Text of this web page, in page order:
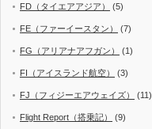
FD（タイエアアジア） (5)
FE（ファーイースタン） (7)
FG（アリアナアフガン） (1)
FI（アイスランド航空） (3)
FJ（フィジーエアウェイズ） (11)
Flight Report（搭乗記） (9)